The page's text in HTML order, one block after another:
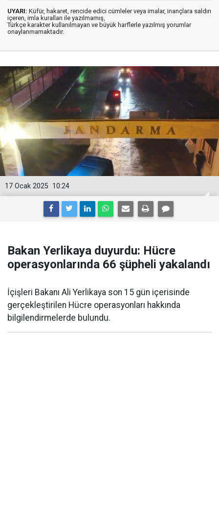
UYARI: Küfür, hakaret, rencide edici cümleler veya imalar, inançlara saldırı
içeren, imla kuralları ile yazılmamış,
Türkçe karakter kullanılmayan ve büyük harflerle yazılmış yorumlar
onaylanmamaktadır.
10:24
17 Ocak 2025
Bakan Yerlikaya duyurdu: Hücre
operasyonlarında 66 şüpheli yakalandı
İçişleri Bakanı Ali Yerlikaya son 15 gün içerisinde
gerçekleştirilen Hücre operasyonları hakkında
bilgilendirmelerde bulundu.